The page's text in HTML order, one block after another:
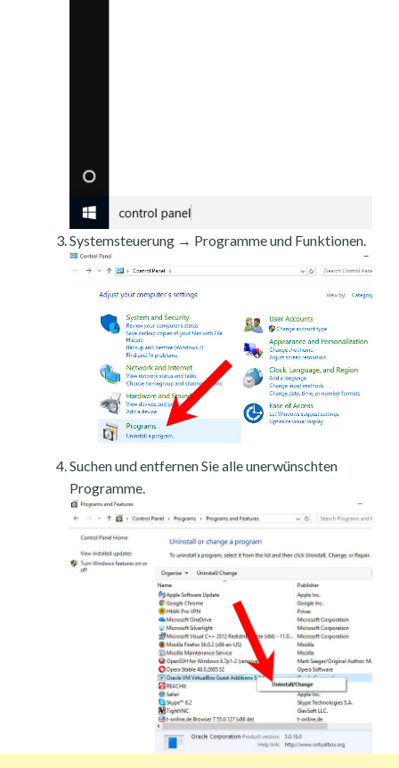
Systemsteuerung → Programme und Funktionen.
Suchen und entfernen Sie alle unerwünschten
Programme.